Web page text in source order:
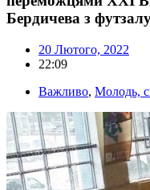
Бердичева з
20 Лютого, 2022
22:09
Важливо, Молодь,